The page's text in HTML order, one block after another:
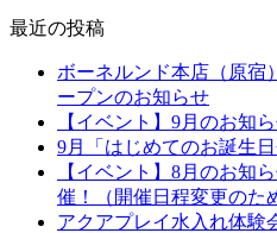
最近の投稿
ボーネルンド本店（原宿
ープンのお知らせ
【イベント】9月のお知
9月「はじめてのお誕生
【イベント】8月のお知
催！（開催日程変更のた
アクアプレイ水入れ体験